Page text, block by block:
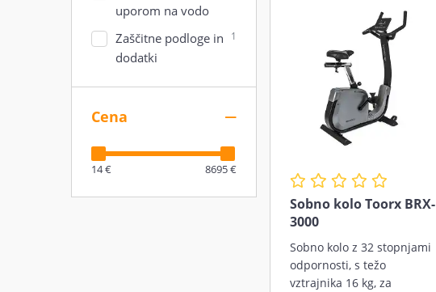
uporom na vodo
Zaščitne podloge in
dodatki
1
Cena
14 € 8695 €
Sobno kolo Toorx BRX-
3000
Sobno kolo z 32 stopnjami
odpornosti, s težo
vztrajnika 16 kg, za